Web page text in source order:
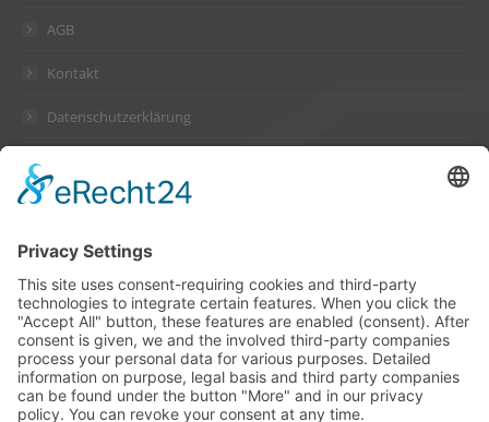
AGB
Kontakt
Datenschutzerklärung
Suckow & Fischer Systeme
GmbH + Co. KG
Waldstraße 2
64584 Biebesheim
Germany
Contact